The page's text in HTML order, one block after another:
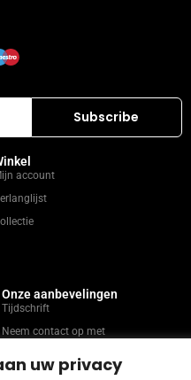
uw privacy
account
Onze aanbevelingen
Tijdschrift
Neem contact op met